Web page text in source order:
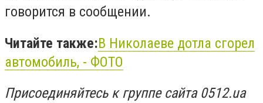
говорится в сообщении.
Читайте также:В Николаеве дотла сгорел
автомобиль, - ФОТО
Присоединяйтесь к группе сайта 0512.ua